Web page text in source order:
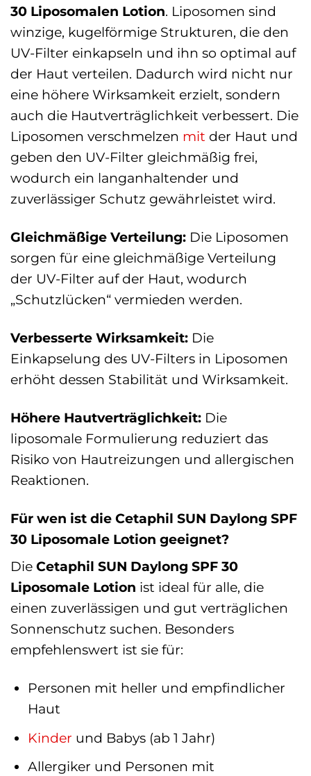
30 Liposomalen Lotion. Liposomen sind
winzige, kugelförmige Strukturen, die den
UV-Filter einkapseln und ihn so optimal auf
der Haut verteilen. Dadurch wird nicht nur
eine höhere Wirksamkeit erzielt, sondern
auch die Hautverträglichkeit verbessert. Die
Liposomen verschmelzen mit der Haut und
geben den UV-Filter gleichmäßig frei,
wodurch ein langanhaltender und
zuverlässiger Schutz gewährleistet wird.
Gleichmäßige Verteilung: Die Liposomen
sorgen für eine gleichmäßige Verteilung
der UV-Filter auf der Haut, wodurch
„Schutzlücken“ vermieden werden.
Verbesserte Wirksamkeit: Die
Einkapselung des UV-Filters in Liposomen
erhöht dessen Stabilität und Wirksamkeit.
Höhere Hautverträglichkeit: Die
liposomale Formulierung reduziert das
Risiko von Hautreizungen und allergischen
Reaktionen.
Für wen ist die Cetaphil SUN Daylong SPF
30 Liposomale Lotion geeignet?
Die Cetaphil SUN Daylong SPF 30
Liposomale Lotion ist ideal für alle, die
einen zuverlässigen und gut verträglichen
Sonnenschutz suchen. Besonders
empfehlenswert ist sie für:
Personen mit heller und empfindlicher
Haut
Kinder und Babys (ab 1 Jahr)
Allergiker und Personen mit